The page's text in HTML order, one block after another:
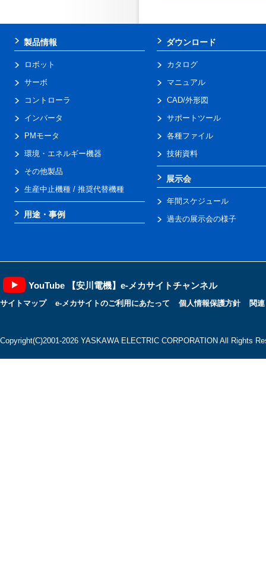
製品情報
ロボット
サーボ
コントローラ
インバータ
PMモータ
環境・エネルギー機器
その他製品
生産中止機種 / 推奨代替機種
用途・事例
ダウンロード
カタログ
マニュアル
CAD/外形図
サポートツール
各種ファイル
技術資料
展示会
年間スケジュール
過去の展示会の様子
YouTube 【安川電機】e-メカサイトチャンネル
サイトマップ e-メカサイトのご利用にあたって 個人情報保護方針 関
Copyright(C)2001‐2026 YASKAWA ELECTRIC CORPORATION All Rights